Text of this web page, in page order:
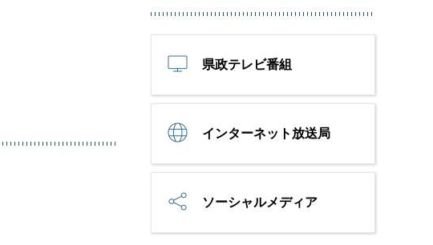
県政テレビ番組
インターネット放送局
ソーシャルメディア